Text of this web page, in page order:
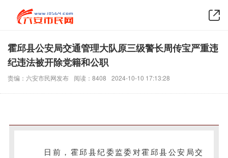
霍邱县公安局交通管理大队原三级警长周传宝严重违
纪违法被开除党籍和公职
责编：六安市民网发布 阅读：8408 2024-10-10 17:13:28
日前，霍邱县纪委监委对霍邱县公安局交